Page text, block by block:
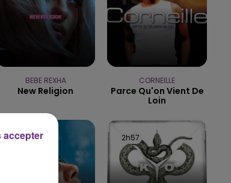
14h00 - 15h00
LA RADIO POP
BEBE REXHA
New Religion
CORNEILLE
Parce Qu'on Vient De
Loin
3h01
3h01 2h57
2h57
accepter